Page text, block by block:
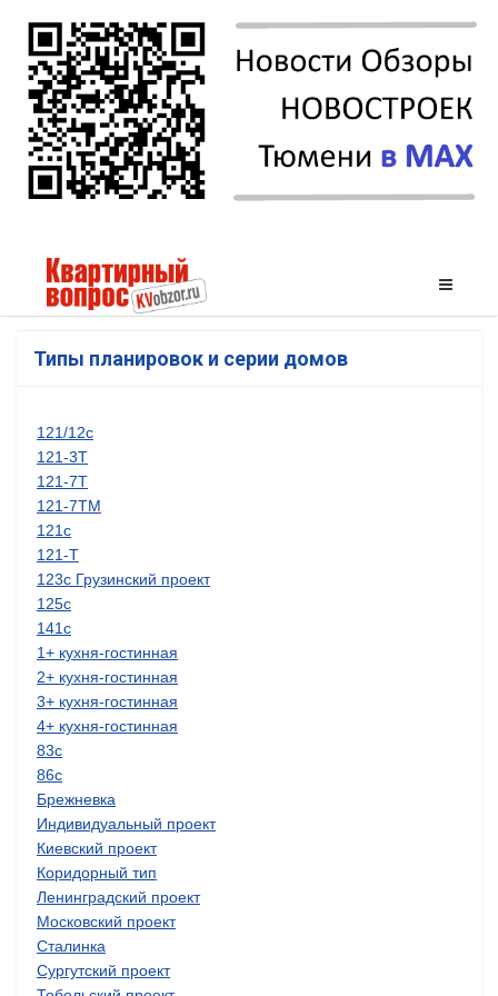
Типы планировок и серии домов
121/12с
121-3Т
121-7Т
121-7ТМ
121с
121-Т
123с Грузинский проект
125с
141с
1+ кухня-гостинная
2+ кухня-гостинная
3+ кухня-гостинная
4+ кухня-гостинная
83с
86с
Брежневка
Индивидуальный проект
Киевский проект
Коридорный тип
Ленинградский проект
Московский проект
Сталинка
Сургутский проект